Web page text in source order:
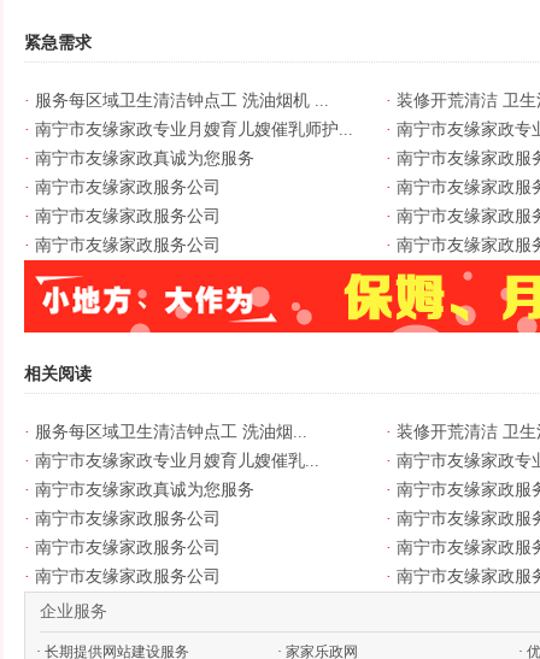
紧急需求
· 服务每区域卫生清洁钟点工 洗油烟机 ... · 装修开荒清洁 卫
· 南宁市友缘家政专业月嫂育儿嫂催乳师护... · 南宁市友缘家政专
· 南宁市友缘家政真诚为您服务 · 南宁市友缘家政服
· 南宁市友缘家政服务公司 · 南宁市友缘家政服
· 南宁市友缘家政服务公司 · 南宁市友缘家政服
· 南宁市友缘家政服务公司 · 南宁市友缘家政服
相关阅读
· 服务每区域卫生清洁钟点工 洗油烟... · 装修开荒清洁 卫
· 南宁市友缘家政专业月嫂育儿嫂催乳... · 南宁市友缘家政专
· 南宁市友缘家政真诚为您服务 · 南宁市友缘家政服
· 南宁市友缘家政服务公司 · 南宁市友缘家政服
· 南宁市友缘家政服务公司 · 南宁市友缘家政服
· 南宁市友缘家政服务公司 · 南宁市友缘家政服
企业服务
· 长期提供网站建设服务 · 家家乐政网 ·